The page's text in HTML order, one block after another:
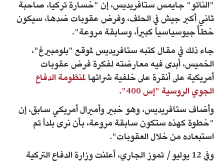
"الناتو" جايمس ستافريديس، إن "خسارة تركيا، صاحبة
ثاني أكبر جيش في الحلف، وفرض عقوبات ضدها، سيكون
خطأً جيوسياسياً كبيراً، وسابقة مروعة".
جاء ذلك في مقال كتبه ستافريديس لموقع "بلومبيرغ"،
الخميس، أبدى فيه معارضته لفكرة فرض عقوبات
أمريكية على أنقرة على خلفية شرائهالمنظومة الدفاع
الجوي الروسية "إس 400"
.
وأضاف ستافريديس، وهو خبير وأميرال أمريكي سابق، إن
"خطوة كهذه ستكون سابقة مروعة، بأن نرى بلداً تم
استبعاده من خلال العقوبات".
وفي 12 يوليو/ تموز الجاري، أعلنت وزارة الدفاع التركية